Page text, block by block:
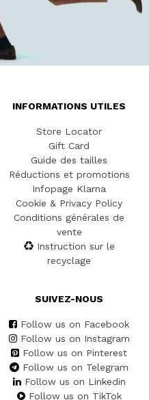
INFORMATIONS UTILES
Store Locator
Gift Card
Guide des tailles
Réductions et promotions
Infopage Klarna
Cookie & Privacy Policy
Conditions générales de
vente
Instruction sur le
recyclage
SUIVEZ-NOUS
Follow us on Facebook
Follow us on Instagram
Follow us on Pinterest
Follow us on Telegram
Follow us on Linkedin
Follow us on TikTok